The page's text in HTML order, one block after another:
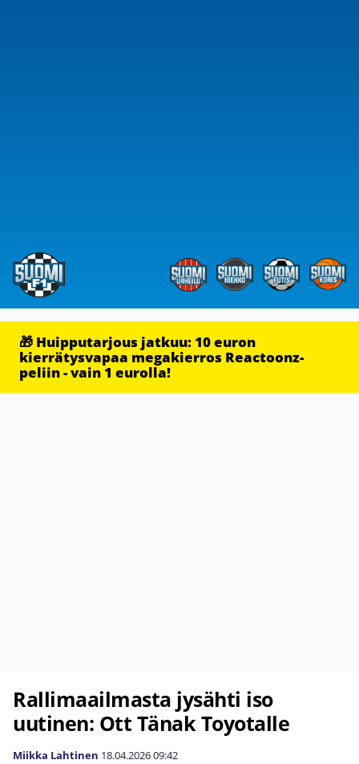
🎁 Huipputarjous jatkuu: 10 euron
kierrätysvapaa megakierros Reactoonz-
peliin - vain 1 eurolla!
Rallimaailmasta jysähti iso
uutinen: Ott Tänak Toyotalle
Miikka Lahtinen 18.04.202609:42